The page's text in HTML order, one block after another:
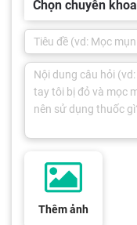
Chọn chuyên khoa
Thêm ảnh